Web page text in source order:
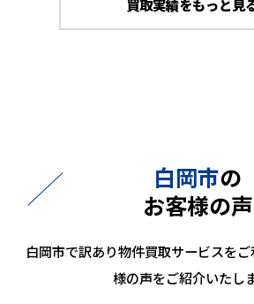
買取実績をもっと見
白岡市の
お客様の声
白岡市で訳あり物件買取サービスを
様の声をご紹介いたしま